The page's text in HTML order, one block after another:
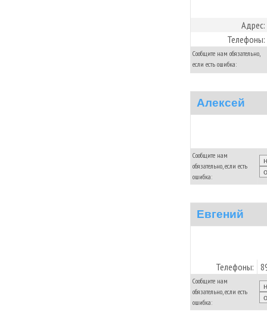
Адрес:
Телефоны:
Сообщите нам обязательно,
если есть ошибка:
Алексей
Сообщите нам
обязательно, если есть
ошибка:
Евгений
Телефоны:
Сообщите нам
обязательно, если есть
ошибка: